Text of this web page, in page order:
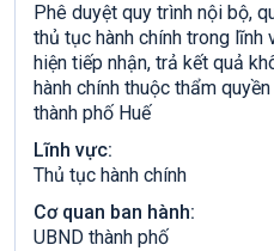
Phê duyệt quy trình nội bộ,
thủ tục hành chính trong
hiện tiếp nhận, trả kết quả
hành chính thuộc thẩm
thành phố Huế
Lĩnh vực:
Thủ tục hành chính
Cơ quan ban hành:
UBND thành phố